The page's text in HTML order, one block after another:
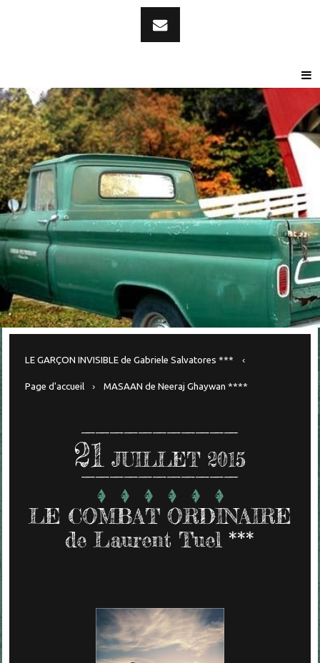
LE GARÇON INVISIBLE de Gabriele Salvatores ***
Page d'accueil MASAAN de Neeraj Ghaywan ****
21 JUILLET 2015
LE COMBAT ORDINAIRE
de Laurent Tuel ***